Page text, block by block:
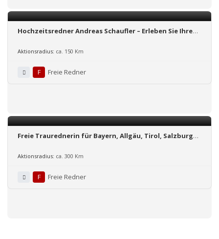
Hochzeitsredner Andreas Schaufler – Erleben Sie Ihre
Aktionsradius: ca. 150 Km
F Freie Redner
Freie Traurednerin für Bayern, Allgäu, Tirol, Salzburger
Aktionsradius: ca. 300 Km
F Freie Redner